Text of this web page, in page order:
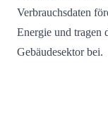
Verbrauchsdaten
Energie und tragen
Gebäudesektor bei.